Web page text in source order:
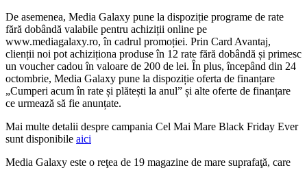
De asemenea, Media Galaxy pune la dispoziție programe de rate
fără dobândă valabile pentru achiziții online pe
www.mediagalaxy.ro, în cadrul promoției. Prin Card Avantaj,
clienții noi pot achiziționa produse în 12 rate fără dobândă și primesc
un voucher cadou în valoare de 200 de lei. În plus, începând din 24
octombrie, Media Galaxy pune la dispoziție oferta de finanțare
„Cumperi acum în rate și plătești la anul” și alte oferte de finanțare
ce urmează să fie anunțate.
Mai multe detalii despre campania Cel Mai Mare Black Friday Ever
sunt disponibile aici
Media Galaxy este o reţea de 19 magazine de mare suprafaţă, care